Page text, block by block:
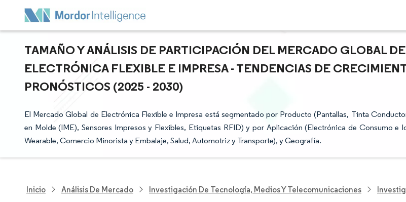
TAMAÑO Y ANÁLISIS DE PARTICIPACIÓN DEL MERCADO GLOBAL DE
ELECTRÓNICA FLEXIBLE E IMPRESA - TENDENCIAS DE
PRONÓSTICOS (2025 - 2030)
El Mercado Global de Electrónica Flexible e Impresa está segmentado por Producto (Pantallas, Tinta
en Molde (IME), Sensores Impresos y Flexibles, Etiquetas RFID) y por Aplicación (Electrónica de Consumo e
Wearable, Comercio Minorista y Embalaje, Salud, Automotriz y Transporte), y Geografía.
Inicio Análisis De Mercado Investigación De Tecnología, Medios Y Telecomunicaciones